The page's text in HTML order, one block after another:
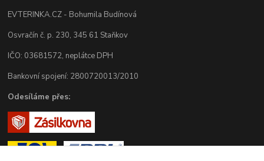
EVTERINKA.CZ - Bohumila Budínová
Osvračín č. p. 230, 345 61 Staňkov
IČO: 03681572, neplátce DPH
Bankovní spojení: 2800720013/2010
Odesíláme přes: